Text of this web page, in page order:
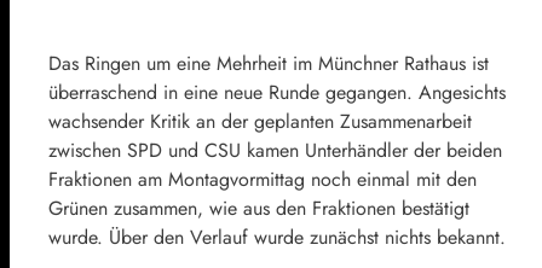
Das Ringen um eine Mehrheit im Münchner Rathaus ist
überraschend in eine neue Runde gegangen. Angesichts
wachsender Kritik an der geplanten Zusammenarbeit
zwischen SPD und CSU kamen Unterhändler der beiden
Fraktionen am Montagvormittag noch einmal mit den
Grünen zusammen, wie aus den Fraktionen bestätigt
wurde. Über den Verlauf wurde zunächst nichts bekannt.